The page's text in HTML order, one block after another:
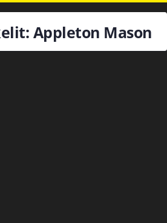
Appleton Mason